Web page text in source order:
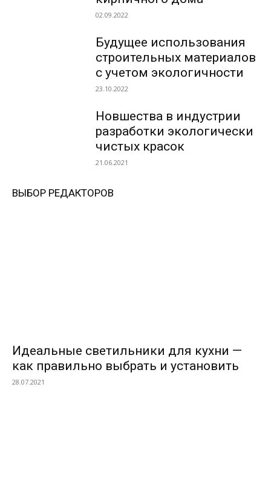
02.09.2022
Будущее использования
строительных материалов
с учетом экологичности
23.10.2022
Новшества в индустрии
разработки экологически
чистых красок
21.06.2021
ВЫБОР РЕДАКТОРОВ
Идеальные светильники для кухни —
как правильно выбрать и установить
28.07.2021